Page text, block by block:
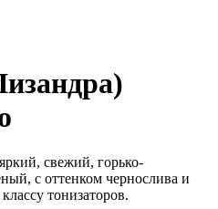
свежий, горько-
с оттенком чернослива и
тонизаторов.